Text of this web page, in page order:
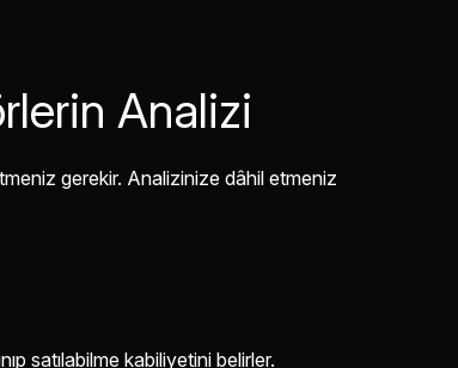
Analizi
gerekir. Analizinize dâhil etmeniz
satılabilme kabiliyetini belirler.